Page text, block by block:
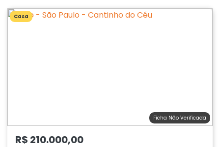
Casa
Ficha Não Verificada
R$ 210.000,00